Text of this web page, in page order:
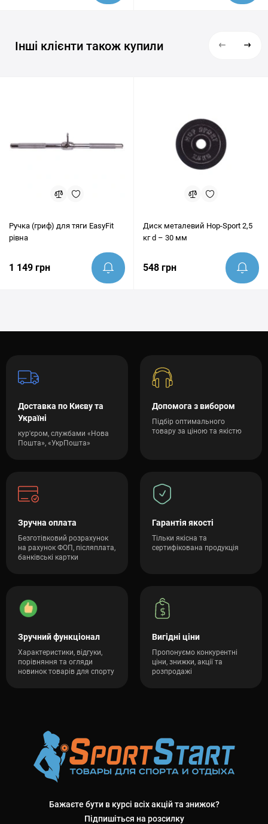
Інші клієнти також купили
Ручка (гриф) для тяги EasyFit
рівна
1 149 грн
Диск металевий Hop-Sport 2,5
кг d – 30 мм
548 грн
Доставка по Києву та
Україні
кур'єром, службами «Нова
Пошта», «УкрПошта»
Допомога з вибором
Підбір оптимального
товару за ціною та якістю
Зручна оплата
Безготівковий розрахунок
на рахунок ФОП, післяплата,
банківські картки
Гарантія якості
Тільки якісна та
сертифікована продукція
Зручний функціонал
Характеристики, відгуки,
порівняння та огляди
новинок товарів для спорту
Вигідні ціни
Пропонуємо конкурентні
ціни, знижки, акції та
розпродажі
Бажаєте бути в курсі всіх акцій та знижок?
Підпишіться на розсилку